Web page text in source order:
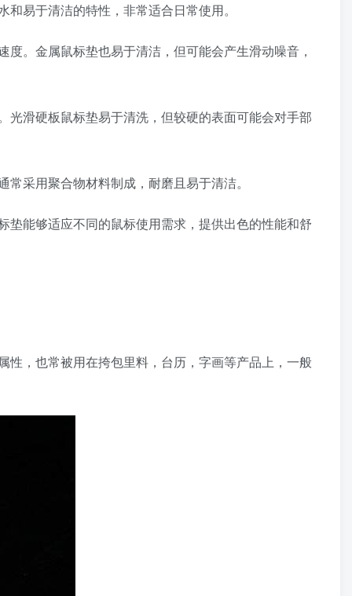
易于清洁的特性，非常适合日常使用。
。金属鼠标垫也易于清洁，但可能会产生滑动噪音，
滑硬板鼠标垫易于清洗，但较硬的表面可能会对手部
采用聚合物材料制成，耐磨且易于清洁。
能够适应不同的鼠标使用需求，提供出色的性能和舒
，也常被用在挎包里料，台历，字画等产品上，一般